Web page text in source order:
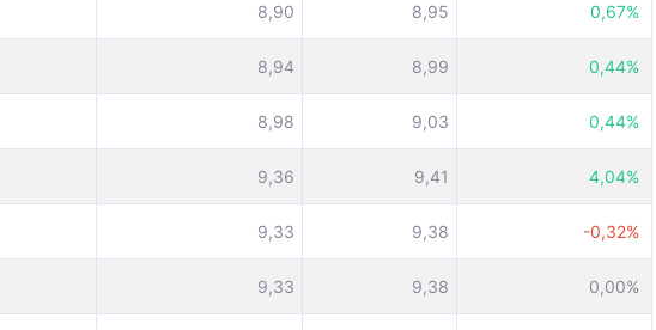
8,90 8,95 0,67%
8,94 8,99 0,44%
8,98 9,03 0,44%
9,36 9,41 4,04%
9,33 9,38 -0,32%
9,33 9,38 0,00%